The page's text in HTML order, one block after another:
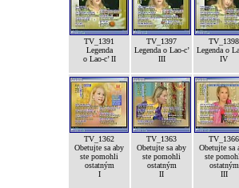
TV_1391
Legenda
o Lao-c’ II
TV_1397
Legenda o Lao-c’
III
TV_1398
Legenda o
IV
TV_1362
Obetujte sa aby
ste pomohli
ostatným
I
TV_1363
Obetujte sa aby
ste pomohli
ostatným
II
TV_1366
Obetujte sa
ste
ostatným
III